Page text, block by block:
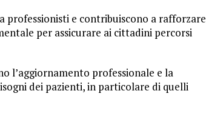
e contribuiscono a rafforzare
per assicurare ai cittadini percorsi
l’aggiornamento professionale e la
dei pazienti, in particolare di quelli